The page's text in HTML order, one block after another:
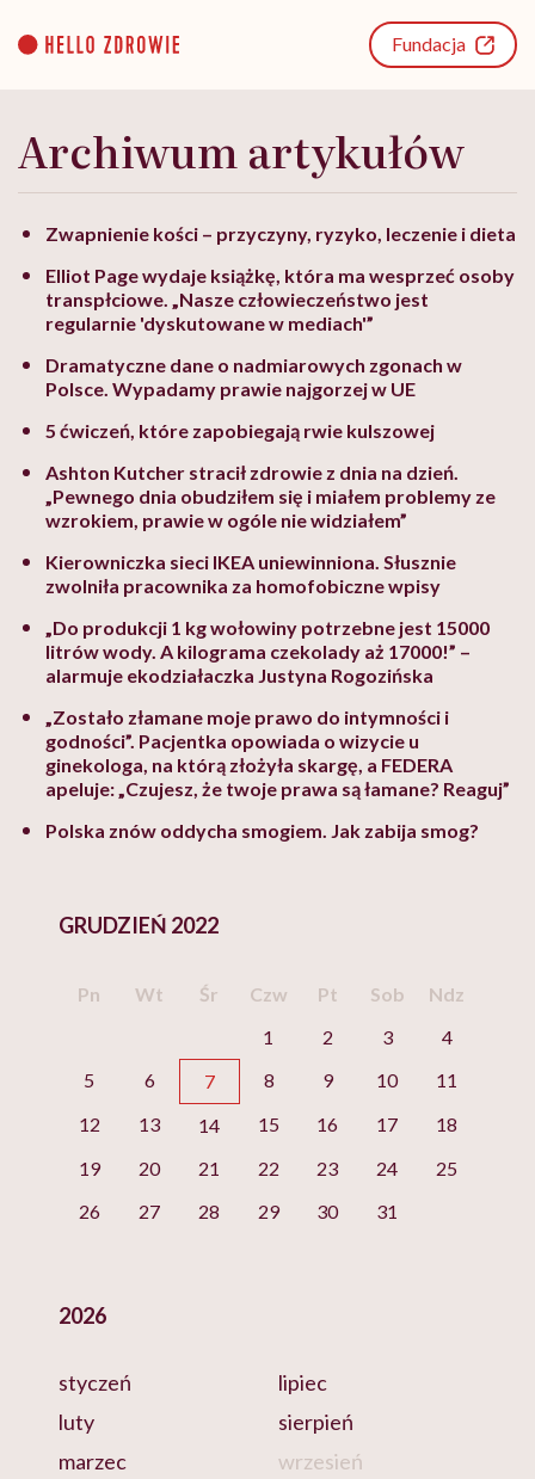
content
Fundacja
Archiwum artykułów
Zwapnienie kości – przyczyny, ryzyko, leczenie i dieta
Elliot Page wydaje książkę, która ma wesprzeć osoby
transpłciowe. „Nasze człowieczeństwo jest
regularnie 'dyskutowane w mediach'”
Dramatyczne dane o nadmiarowych zgonach w
Polsce. Wypadamy prawie najgorzej w UE
5 ćwiczeń, które zapobiegają rwie kulszowej
Ashton Kutcher stracił zdrowie z dnia na dzień.
„Pewnego dnia obudziłem się i miałem problemy ze
wzrokiem, prawie w ogóle nie widziałem”
Kierowniczka sieci IKEA uniewinniona. Słusznie
zwolniła pracownika za homofobiczne wpisy
„Do produkcji 1 kg wołowiny potrzebne jest 15000
litrów wody. A kilograma czekolady aż 17000!” –
alarmuje ekodziałaczka Justyna Rogozińska
„Zostało złamane moje prawo do intymności i
godności”. Pacjentka opowiada o wizycie u
ginekologa, na którą złożyła skargę, a FEDERA
apeluje: „Czujesz, że twoje prawa są łamane? Reaguj”
Polska znów oddycha smogiem. Jak zabija smog?
GRUDZIEŃ 2022
Pn Wt Śr Czw Pt Sob
Ndz
1
2 3
4
5
6 7 8 9 10
11
12
13 14 15 16 17
18
19
20 21 22 23 24
25
26
27 28 29 30 31
2026
styczeń
luty
marzec
lipiec
sierpień
wrzesień